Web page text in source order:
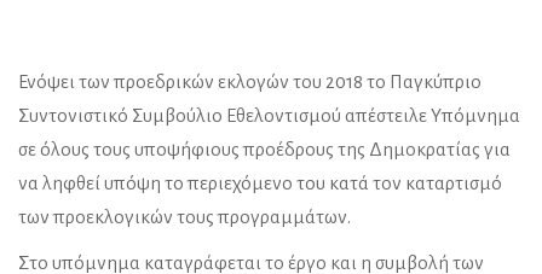
Ενόψει των προεδρικών εκλογών του 2018 το Παγκύπριο
Συντονιστικό Συμβούλιο Εθελοντισμού απέστειλε Υπόμνημα
σε όλους τους υποψήφιους προέδρους της Δημοκρατίας για
να ληφθεί υπόψη το περιεχόμενο του κατά τον καταρτισμό
των προεκλογικών τους προγραμμάτων.
Στο υπόμνημα καταγράφεται το έργο και η συμβολή των